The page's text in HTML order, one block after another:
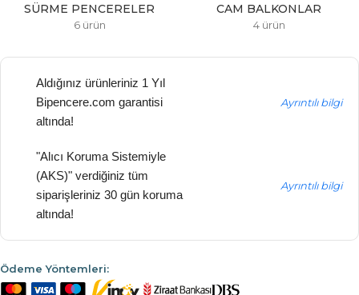
SÜRME PENCERELER
6 ürün
CAM BALKONLAR
4 ürün
Aldığınız ürünleriniz 1 Yıl
Bipencere.com garantisi
altında!
Ayrıntılı bilgi
"Alıcı Koruma Sistemiyle
(AKS)" verdiğiniz tüm
siparişleriniz 30 gün koruma
altında!
Ayrıntılı bilgi
Ödeme Yöntemleri: